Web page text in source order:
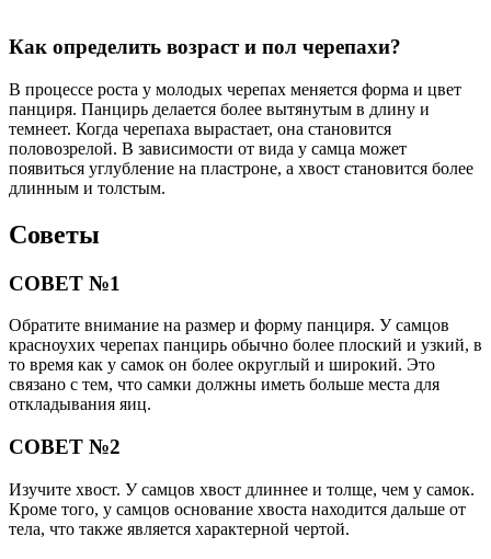
Как определить возраст и пол черепахи?
В процессе роста у молодых черепах меняется форма и цвет
панциря. Панцирь делается более вытянутым в длину и
темнеет. Когда черепаха вырастает, она становится
половозрелой. В зависимости от вида у самца может
появиться углубление на пластроне, а хвост становится более
длинным и толстым.
Советы
СОВЕТ №1
Обратите внимание на размер и форму панциря. У самцов
красноухих черепах панцирь обычно более плоский и узкий, в
то время как у самок он более округлый и широкий. Это
связано с тем, что самки должны иметь больше места для
откладывания яиц.
СОВЕТ №2
Изучите хвост. У самцов хвост длиннее и толще, чем у самок.
Кроме того, у самцов основание хвоста находится дальше от
тела, что также является характерной чертой.